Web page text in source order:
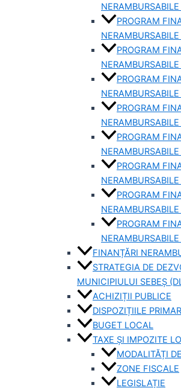
PROGRAM
PROGRAM
PROGRAM
PROGRAM
PROGRAM
PROGRAM
PROGRAM
PROGRAM
FINANȚĂRI
STRATEGIA DE
MUNICIPIULUI SEBEȘ
ACHIZIȚII PUBLICE
DISPOZIȚIILE
BUGET LOCAL
TAXE ȘI IMPOZITE
MODALITĂȚI
ZONE FISCALE
LEGISLAȚIE